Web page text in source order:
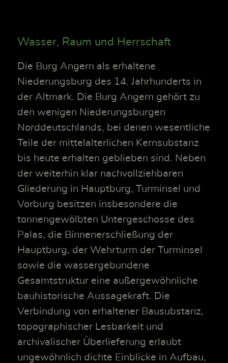
Wasser, Raum und Herrschaft
Die Burg Angern als erhaltene
Niederungsburg des 14. Jahrhunderts in
der Altmark. Die Burg Angern gehört zu
den wenigen Niederungsburgen
Norddeutschlands, bei denen wesentliche
Teile der mittelalterlichen Kernsubstanz
bis heute erhalten geblieben sind. Neben
der weiterhin klar nachvollziehbaren
Gliederung in Hauptburg, Turminsel und
Vorburg besitzen insbesondere die
tonnengewölbten Untergeschosse des
Palas, die Binnenerschließung der
Hauptburg, der Wehrturm der Turminsel
sowie die wassergebundene
Gesamtstruktur eine außergewöhnliche
bauhistorische Aussagekraft. Die
Verbindung von erhaltener Bausubstanz,
topographischer Lesbarkeit und
archivalischer Überlieferung erlaubt
ungewöhnlich dichte Einblicke in Aufbau,